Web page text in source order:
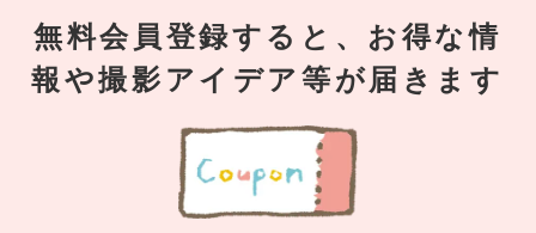
無料会員登録すると、お得な情
報や撮影アイデア等が届きます